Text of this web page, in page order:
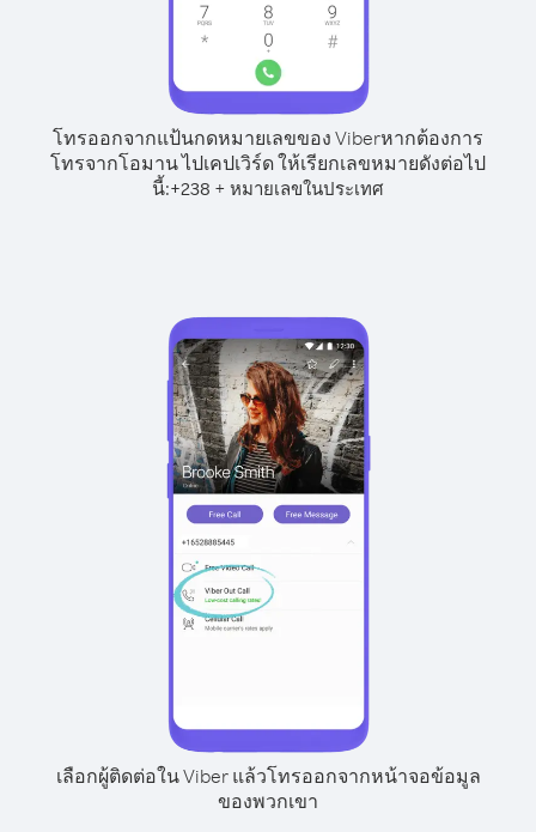
โทรออกจากแป้นกดหมายเลขของ Viberหากต้องการ
โทรจากโอมาน ไปเคปเวิร์ด ให้เรียกเลขหมายดังต่อไป
นี้:+238 + หมายเลขในประเทศ
เลือกผู้ติดต่อใน Viber แล้วโทรออกจากหน้าจอข้อมูล
ของพวกเขา